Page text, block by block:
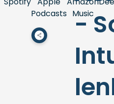
Podcasts Music
-